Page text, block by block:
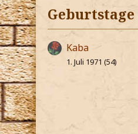
Geburtstage
Kaba
1. Juli 1971 (54)